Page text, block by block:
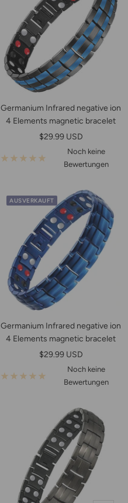
Germanium Infrared negative ion
4 Elements magnetic bracelet
Angebotspreis
$29.99 USD
Noch keine
Bewertungen
AUSVERKAUFT
Germanium Infrared negative ion
4 Elements magnetic bracelet
Angebotspreis
$29.99 USD
Noch keine
Bewertungen